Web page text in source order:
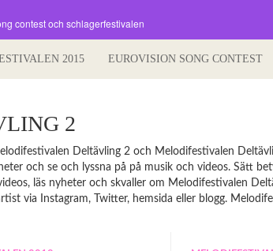
contest och schlagerfestivalen
2015 EUROVISION SONG CONTEST
2
Deltävling 2 och Melodifestivalen
och se och lyssna på på musik och videos. Sätt
läs nyheter och skvaller om Melodifestivalen
via Instagram, Twitter, hemsida eller blogg.